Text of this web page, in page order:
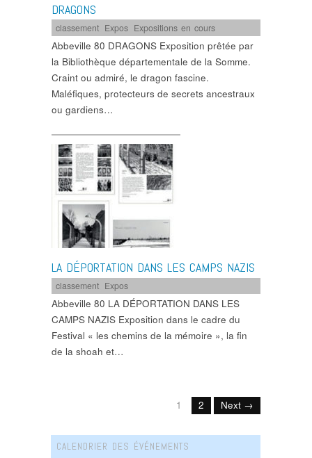
DRAGONS
classement Expos Expositions en cours
Abbeville 80 DRAGONS Exposition prêtée par
la Bibliothèque départementale de la Somme.
Craint ou admiré, le dragon fascine.
Maléfiques, protecteurs de secrets ancestraux
ou gardiens…
LA DÉPORTATION DANS LES CAMPS NAZIS
classement Expos
Abbeville 80 LA DÉPORTATION DANS LES
CAMPS NAZIS Exposition dans le cadre du
Festival « les chemins de la mémoire », la fin
de la shoah et…
1 2 Next →
CALENDRIER DES ÉVÉNEMENTS